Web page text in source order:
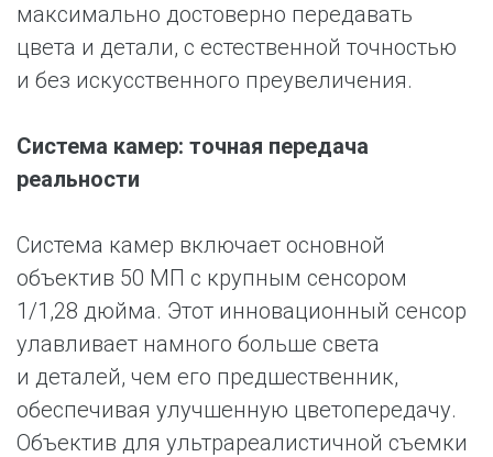
максимально достоверно передавать
цвета и детали, с естественной точностью
и без искусственного преувеличения.
Система камер: точная передача
реальности
Система камер включает основной
объектив 50 МП с крупным сенсором
1/1,28 дюйма. Этот инновационный сенсор
улавливает намного больше света
и деталей, чем его предшественник,
обеспечивая улучшенную цветопередачу.
Объектив для ультрареалистичной съемки